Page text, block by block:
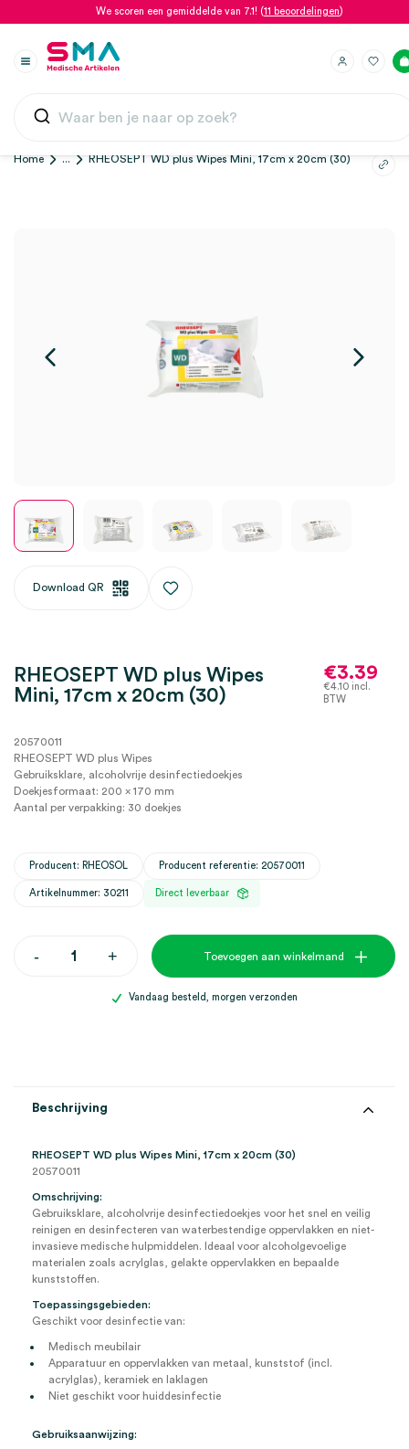
We scoren een gemiddelde van 7.1! (11 beoordelingen)
Home ... RHEOSEPT WD plus Wipes Mini, 17cm x 20cm (30)
Download QR
RHEOSEPT WD plus Wipes
Mini, 17cm x 20cm (30)
€3.39
€4.10 incl.
BTW
20570011
RHEOSEPT WD plus Wipes
Gebruiksklare, alcoholvrije desinfectiedoekjes
Doekjesformaat: 200 x 170 mm
Aantal per verpakking: 30 doekjes
Producent: RHEOSOL Producent referentie: 20570011
Artikelnummer: 30211 Direct leverbaar
-RHEOSEPT + Toevoegen aan winkelmand
Vandaag besteld, morgen verzonden
Beschrijving
RHEOSEPT WD plus Wipes Mini, 17cm x 20cm (30)
20570011
Omschrijving:
Gebruiksklare, alcoholvrije desinfectiedoekjes voor het snel en veilig
reinigen en desinfecteren van waterbestendige oppervlakken en niet-
invasieve medische hulpmiddelen. Ideaal voor alcoholgevoelige
materialen zoals acrylglas, gelakte oppervlakken en bepaalde
kunststoffen.
Toepassingsgebieden:
Geschikt voor desinfectie van:
Medisch meubilair
Apparatuur en oppervlakken van metaal, kunststof (incl.
acrylglas), keramiek en laklagen
Niet geschikt voor huiddesinfectie
Gebruiksaanwijzing: